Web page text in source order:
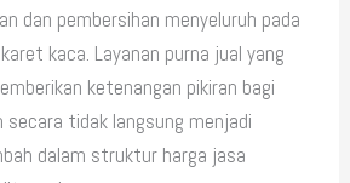
dan pembersihan menyeluruh pada
kaca. Layanan purna jual yang
ketenangan pikiran bagi
secara tidak langsung menjadi
dalam struktur harga jasa